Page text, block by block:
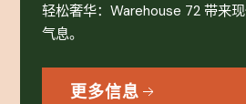
轻松奢华：Warehouse 72 带来
气息。
更多信息